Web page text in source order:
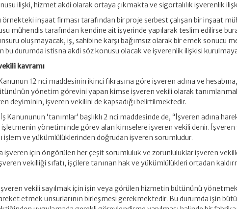
ilişki, hizmet akdi olarak ortaya çıkmakta ve sigortalılık işverenlik
örnekteki inşaat firması tarafından bir proje serbest çalışan bir inşaat
mühendis tarafından kendine ait işyerinde yapılarak teslim edilirse
oluşmayacak, iş, sahibine karşı bağımsız olarak bir emek sonucu
bu durumda istisna akdi söz konusu olacak ve işverenlik ilişkisi
kavramı
Kanunun 12 nci maddesinin ikinci fıkrasına göre işveren adına ve
yönetim görevini yapan kimse işveren vekili olarak
deyiminin, işveren vekilini de kapsadığı belirtilmektedir.
İş Kanununun ‘tanımlar’ başlıklı 2 nci maddesinde de, “İşveren adına
yönetiminde görev alan kimselere işveren vekili denir. İşveren
işlem ve yükümlülüklerinden doğrudan işveren sorumludur.
işveren için öngörülen her çeşit sorumluluk ve zorunluluklar işveren
vekilliği sıfatı, işçilere tanınan hak ve yükümlülükleri ortadan
vekili sayılmak için işin veya görülen hizmetin bütününü
etmek unsurlarının birleşmesi gerekmektedir. Bu durumda işin